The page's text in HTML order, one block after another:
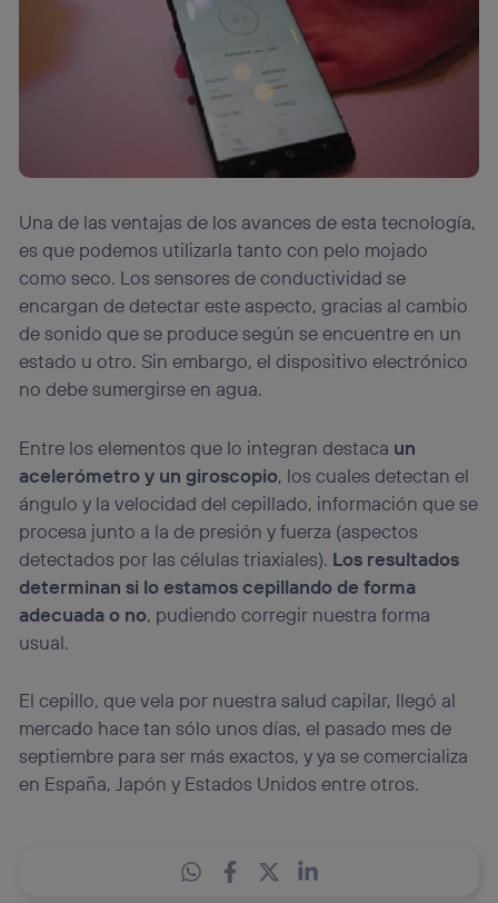
Una de las ventajas de los avances de esta tecnología,
es que podemos utilizarla tanto con pelo mojado
como seco. Los sensores de conductividad se
encargan de detectar este aspecto, gracias al cambio
de sonido que se produce según se encuentre en un
estado u otro. Sin embargo, el dispositivo electrónico
no debe sumergirse en agua.
Entre los elementos que lo integran destaca un
acelerómetro y un giroscopio, los cuales detectan el
ángulo y la velocidad del cepillado, información que se
procesa junto a la de presión y fuerza (aspectos
detectados por las células triaxiales). Los resultados
determinan si lo estamos cepillando de forma
adecuada o no, pudiendo corregir nuestra forma
usual.
El cepillo, que vela por nuestra salud capilar, llegó al
mercado hace tan sólo unos días, el pasado mes de
septiembre para ser más exactos, y ya se comercializa
en España, Japón y Estados Unidos entre otros.